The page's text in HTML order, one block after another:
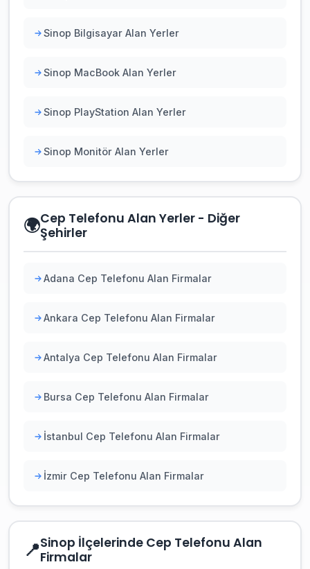
Sinop Bilgisayar Alan Yerler
Sinop MacBook Alan Yerler
Sinop PlayStation Alan Yerler
Sinop Monitör Alan Yerler
🌍Cep Telefonu Alan Yerler - Diğer
Şehirler
Adana Cep Telefonu Alan Firmalar
Ankara Cep Telefonu Alan Firmalar
Antalya Cep Telefonu Alan Firmalar
Bursa Cep Telefonu Alan Firmalar
İstanbul Cep Telefonu Alan Firmalar
İzmir Cep Telefonu Alan Firmalar
📍Sinop İlçelerinde Cep Telefonu Alan
Firmalar